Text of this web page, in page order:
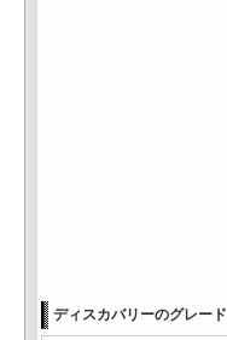
ディスカバリーのグレード